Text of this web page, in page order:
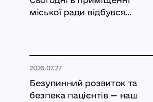
міської ради відбувся
2026.07.27
Безупинний розвиток та
безпека пацієнтів — наш